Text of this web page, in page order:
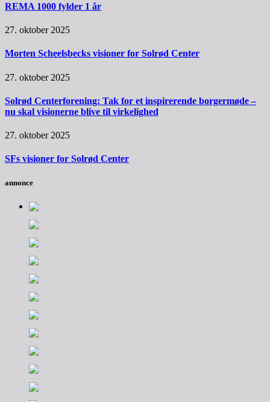
REMA 1000 fylder 1 år
27. oktober 2025
Morten Scheelsbecks visioner for Solrød Center
27. oktober 2025
Solrød Centerforening: Tak for et inspirerende borgermøde –
nu skal visionerne blive til virkelighed
27. oktober 2025
SFs visioner for Solrød Center
annonce